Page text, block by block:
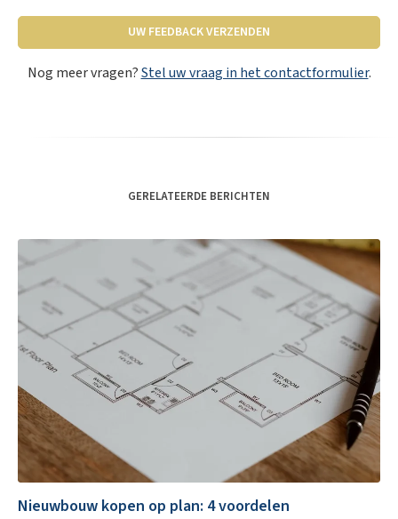
UW FEEDBACK VERZENDEN
Nog meer vragen?Stel uw vraag in het contactformulier.
GERELATEERDE BERICHTEN
Nieuwbouw kopen op plan: 4 voordelen